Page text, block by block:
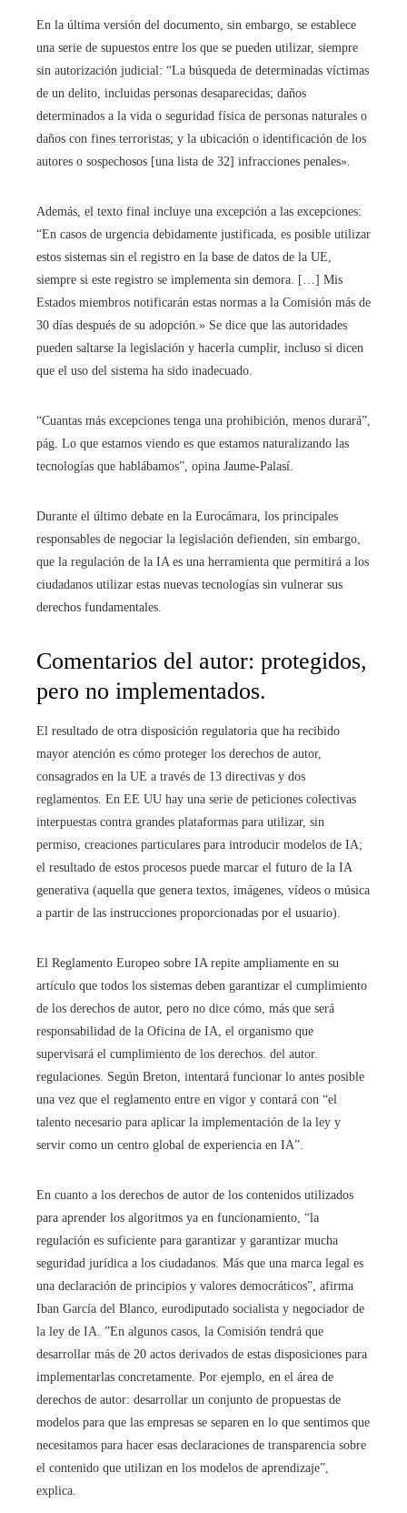
En la última versión del documento, sin embargo, se establece
una serie de supuestos entre los que se pueden utilizar, siempre
sin autorización judicial: “La búsqueda de determinadas víctimas
de un delito, incluidas personas desaparecidas; daños
determinados a la vida o seguridad física de personas naturales o
daños con fines terroristas; y la ubicación o identificación de los
autores o sospechosos [una lista de 32] infracciones penales».
Además, el texto final incluye una excepción a las excepciones:
“En casos de urgencia debidamente justificada, es posible utilizar
estos sistemas sin el registro en la base de datos de la UE,
siempre si este registro se implementa sin demora. […] Mis
Estados miembros notificarán estas normas a la Comisión más de
30 días después de su adopción.» Se dice que las autoridades
pueden saltarse la legislación y hacerla cumplir, incluso si dicen
que el uso del sistema ha sido inadecuado.
“Cuantas más excepciones tenga una prohibición, menos durará”,
pág. Lo que estamos viendo es que estamos naturalizando las
tecnologías que hablábamos”, opina Jaume-Palasí.
Durante el último debate en la Eurocámara, los principales
responsables de negociar la legislación defienden, sin embargo,
que la regulación de la IA es una herramienta que permitirá a los
ciudadanos utilizar estas nuevas tecnologías sin vulnerar sus
derechos fundamentales.
Comentarios del autor: protegidos,
pero no implementados.
El resultado de otra disposición regulatoria que ha recibido
mayor atención es cómo proteger los derechos de autor,
consagrados en la UE a través de 13 directivas y dos
reglamentos. En EE UU hay una serie de peticiones colectivas
interpuestas contra grandes plataformas para utilizar, sin
permiso, creaciones particulares para introducir modelos de IA;
el resultado de estos procesos puede marcar el futuro de la IA
generativa (aquella que genera textos, imágenes, vídeos o música
a partir de las instrucciones proporcionadas por el usuario).
El Reglamento Europeo sobre IA repite ampliamente en su
artículo que todos los sistemas deben garantizar el cumplimiento
de los derechos de autor, pero no dice cómo, más que será
responsabilidad de la Oficina de IA, el organismo que
supervisará el cumplimiento de los derechos. del autor.
regulaciones. Según Breton, intentará funcionar lo antes posible
una vez que el reglamento entre en vigor y contará con “el
talento necesario para aplicar la implementación de la ley y
servir como un centro global de experiencia en IA”.
En cuanto a los derechos de autor de los contenidos utilizados
para aprender los algoritmos ya en funcionamiento, “la
regulación es suficiente para garantizar y garantizar mucha
seguridad jurídica a los ciudadanos. Más que una marca legal es
una declaración de principios y valores democráticos”, afirma
Iban García del Blanco, eurodiputado socialista y negociador de
la ley de IA. ”En algunos casos, la Comisión tendrá que
desarrollar más de 20 actos derivados de estas disposiciones para
implementarlas concretamente. Por ejemplo, en el área de
derechos de autor: desarrollar un conjunto de propuestas de
modelos para que las empresas se separen en lo que sentimos que
necesitamos para hacer esas declaraciones de transparencia sobre
el contenido que utilizan en los modelos de aprendizaje”,
explica.